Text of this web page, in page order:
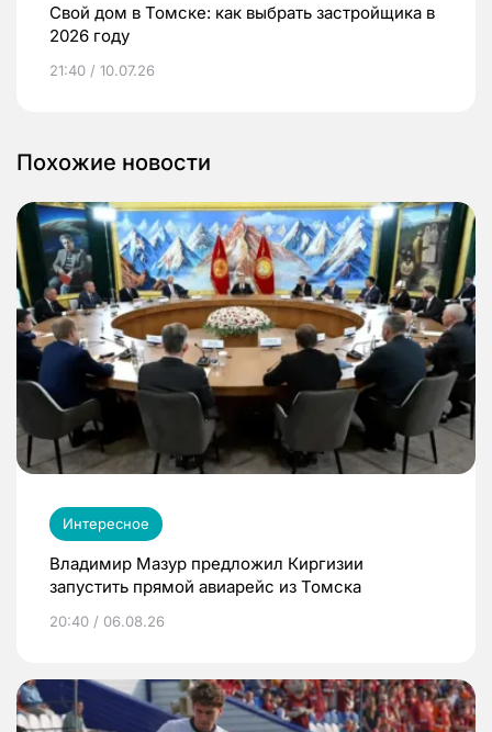
Свой дом в Томске: как выбрать застройщика в
2026 году
21:40 / 10.07.26
Похожие новости
Интересное
Владимир Мазур предложил Киргизии
запустить прямой авиарейс из Томска
20:40 / 06.08.26